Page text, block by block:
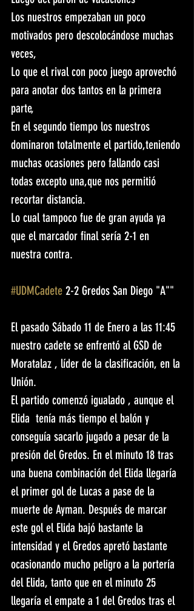
Los nuestros empezaban un poco
motivados pero descolocándose muchas
veces,
Lo que el rival con poco juego aprovechó
para anotar dos tantos en la primera
parte,
En el segundo tiempo los nuestros
dominaron totalmente el partido,teniendo
muchas ocasiones pero fallando casi
todas excepto una,que nos permitió
recortar distancia.
Lo cual tampoco fue de gran ayuda ya
que el marcador final sería 2-1 en
nuestra contra.
#UDMCadete 2-2 Gredos San Diego "A""
El pasado Sábado 11 de Enero a las 11:45
nuestro cadete se enfrentó al GSD de
Moratalaz , líder de la clasificación, en la
Unión.
El partido comenzó igualado , aunque el
Elida  tenía más tiempo el balón y
conseguía sacarlo jugado a pesar de la
presión del Gredos. En el minuto 18 tras
una buena combinación del Elida llegaría
el primer gol de Lucas a pase de la
muerte de Ayman. Después de marcar
este gol el Elida bajó bastante la
intensidad y el Gredos apretó bastante
ocasionando mucho peligro a la portería
del Elida, tanto que en el minuto 25
llegaría el empate a 1 del Gredos tras el